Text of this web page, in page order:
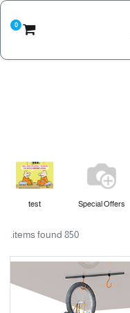
0
Special Offers
test
850 items found.